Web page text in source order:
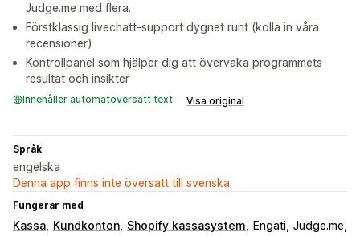
Judge.me med flera.
Förstklassig livechatt-support dygnet runt (kolla in våra
recensioner)
Kontrollpanel som hjälper dig att övervaka programmets
resultat och insikter
Innehåller automatöversatt text Visa original
Språk
engelska
Denna app finns inte översatt till svenska
Fungerar med
Kassa Kundkonton Shopify kassasystem Engati Judge.me